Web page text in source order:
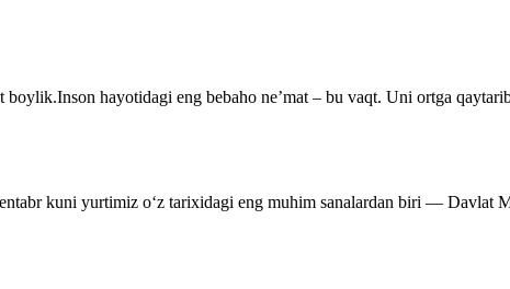
hayotidagi eng bebaho ne’mat – bu vaqt. Uni ortga
kuni yurtimiz o‘z tarixidagi eng muhim sanalardan biri — Davlat